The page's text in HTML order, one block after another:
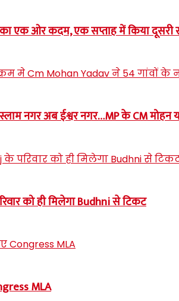
का एक ओर कदम, एक सप्ताह में किया
नगर अब ईश्वर नगर…MP के CM
को ही मिलेगा Budhni से टिकट
MLA